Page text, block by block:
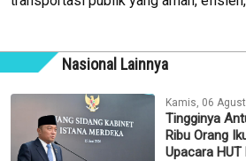
Nasional Lainnya
Kamis, 06
Tingginya
Ribu Orang
Upacara HUT